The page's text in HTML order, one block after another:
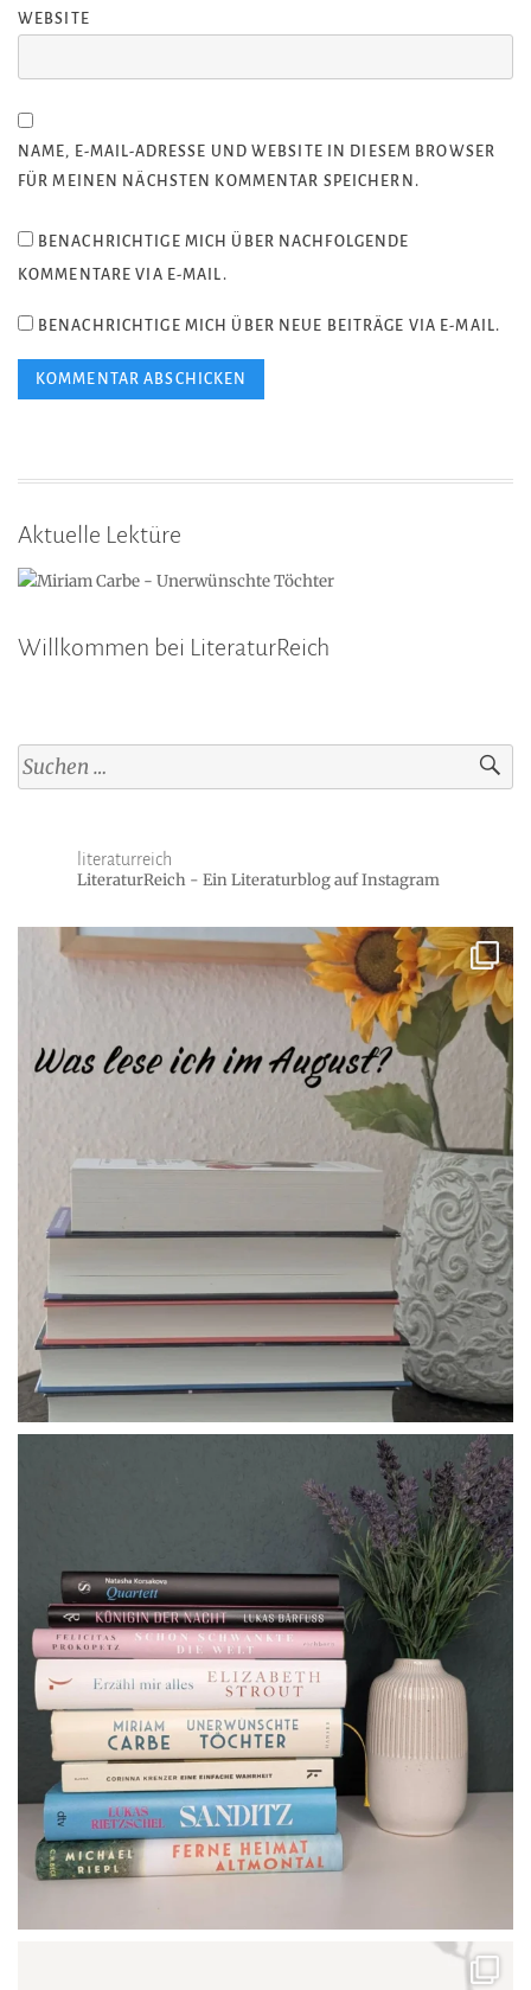
WEBSITE
NAME, E-MAIL-ADRESSE UND WEBSITE IN DIESEM BROWSER
FÜR MEINEN NÄCHSTEN KOMMENTAR SPEICHERN.
BENACHRICHTIGE MICH ÜBER NACHFOLGENDE
KOMMENTARE VIA E-MAIL.
BENACHRICHTIGE MICH ÜBER NEUE BEITRÄGE VIA E-MAIL.
Aktuelle Lektüre
Willkommen bei LiteraturReich
Suchen
nach:
literaturreich
LiteraturReich - Ein Literaturblog auf Instagram